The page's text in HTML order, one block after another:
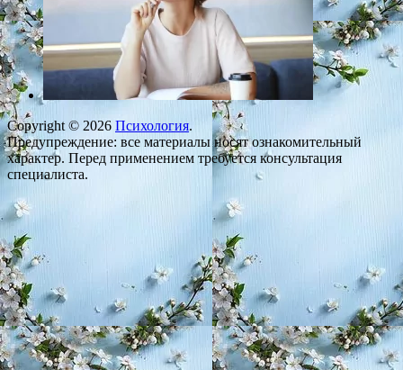
Copyright © 2026 Психология.
Предупреждение: все материалы носят ознакомительный
характер. Перед применением требуется консультация
специалиста.